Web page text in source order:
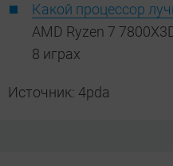
Какой процессор
AMD Ryzen 7
8 играх
Источник: 4pda